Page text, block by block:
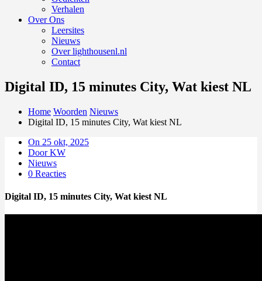
Verhalen
Over Ons
Leersites
Nieuws
Over lighthousenl.nl
Contact
Digital ID, 15 minutes City, Wat kiest NL
Home Woorden Nieuws
Digital ID, 15 minutes City, Wat kiest NL
On 25 okt, 2025
Door KW
Nieuws
0 Reacties
Digital ID, 15 minutes City, Wat kiest NL